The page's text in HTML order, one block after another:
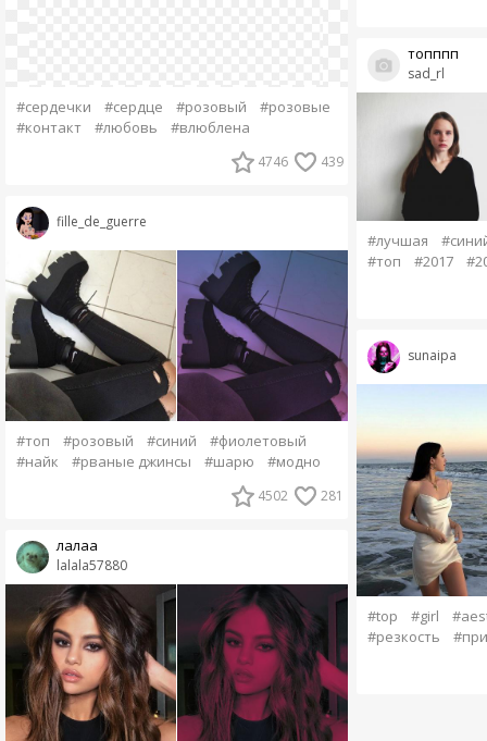
#сердечки #сердце #розовый
#розовые
#контакт
#любовь #влюблена
4746 439
fille_de_guerre
#топ #розовый #синий
#фиолетовый
#найк
#рваные джинсы #шарю #модно
4502 281
lalala57880
лалаа
sad_rl
топппп
#лучшая
#топ
#2017
sunaipa
#top #girl
#резкость